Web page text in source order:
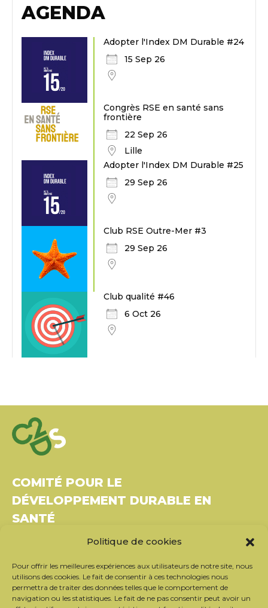
Politique de cookies
Pour offrir les meilleures expériences aux utilisateurs de notre site, nous
utilisons des cookies. Le fait de consentir à ces technologies nous
permettra de traiter des données telles que le comportement de
navigation ou les statistiques. Le fait de ne pas consentir peut avoir un
AGENDA
Adopter l'Index DM Durable #24
15 Sep 26
Congrès RSE en santé sans
frontière
22 Sep 26
Lille
Adopter l'Index DM Durable #25
29 Sep 26
Club RSE Outre-Mer #3
29 Sep 26
Club qualité #46
6 Oct 26
COMITÉ POUR LE
DÉVELOPPEMENT DURABLE EN
SANTÉ
Bâtiment Le Rubixco, 1 rue Bernard Maris
Tél. : 06 26 49 36 81 – contact@c2ds.eu